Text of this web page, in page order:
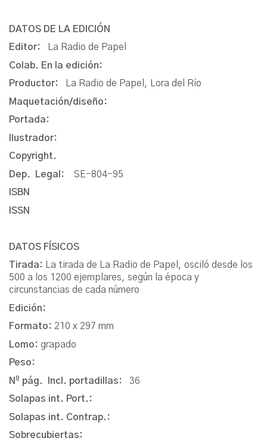
DATOS DE LA EDICIÓN
Editor:
La Radio de Papel
Colab. En la edición:
Productor:
La Radio de Papel, Lora del Río
Maquetación/diseño:
Portada:
Ilustrador:
Copyright.
Dep. Legal: SE-804-95
ISBN
ISSN
DATOS FÍSICOS
Tirada: La tirada de La Radio de Papel, osciló desde los
500 a los 1200 ejemplares, según la época y
circunstancias de cada número
Edición:
Formato: 210 x 297 mm
Lomo: grapado
Peso:
Nº pág. Incl. portadillas: 36
Solapas int. Port.:
Solapas int. Contrap.:
Sobrecubiertas: